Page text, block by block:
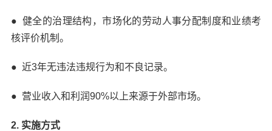
● 健全的治理结构，市场化的劳动人事分配制度和业绩考
核评价机制。
● 近3年无违法违规行为和不良记录。
● 营业收入和利润90%以上来源于外部市场。
2. 实施方式